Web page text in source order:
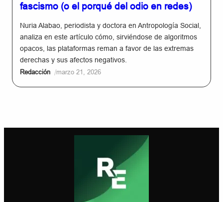
fascismo (o el porqué del odio en redes)
Nuria Alabao, periodista y doctora en Antropología Social,
analiza en este artículo cómo, sirviéndose de algoritmos
opacos, las plataformas reman a favor de las extremas
derechas y sus afectos negativos.
Redacción /marzo 21, 2026